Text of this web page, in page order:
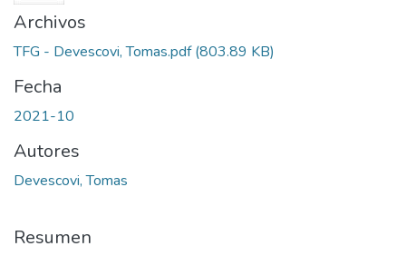
Archivos
TFG - Devescovi, Tomas.pdf(803.89 KB)
Fecha
2021-10
Autores
Devescovi, Tomas
Resumen